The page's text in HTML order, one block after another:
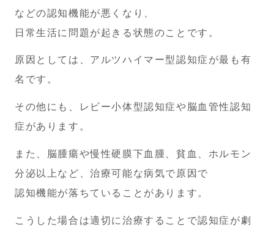
などの認知機能が悪くなり、
日常生活に問題が起きる状態のことです。
原因としては、アルツハイマー型認知症が最も有
名です。
その他にも、レビー小体型認知症や脳血管性認知
症があります。
また、脳腫瘍や慢性硬膜下血腫、貧血、ホルモン
分泌以上など、治療可能な病気で原因で
認知機能が落ちていることがあります。
こうした場合は適切に治療することで認知症が劇